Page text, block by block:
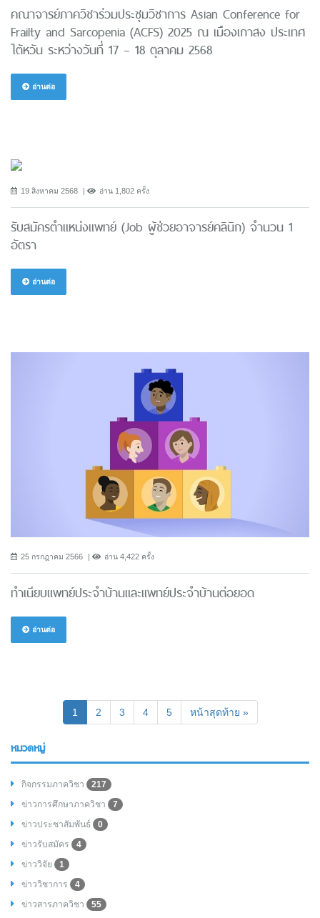
คณาจารย์ภาควิชาร่วมประชุมวิชาการ Asian Conference for
Frailty and Sarcopenia (ACFS) 2025 ณ เมืองเกาสง ประเทศ
ไต้หวัน ระหว่างวันที่ 17 – 18 ตุลาคม 2568
อ่านต่อ
19 สิงหาคม 2568 อ่าน 1,802 ครั้ง
รับสมัครตำแหน่งแพทย์ (Job ผู้ช่วยอาจารย์คลินิก) จำนวน 1
อัตรา
อ่านต่อ
25 กรกฎาคม 2566 อ่าน 4,422 ครั้ง
ทำเนียบแพทย์ประจำบ้านและแพทย์ประจำบ้านต่อยอด
อ่านต่อ
1 (current)
2 3 4 5 หน้าสุดท้าย »
หมวดหมู่
กิจกรรมภาควิชา
217
ข่าวการศึกษาภาควิชา
7
ข่าวประชาสัมพันธ์
0
ข่าวรับสมัคร
4
ข่าววิจัย
1
ข่าววิชาการ
4
ข่าวสารภาควิชา
55